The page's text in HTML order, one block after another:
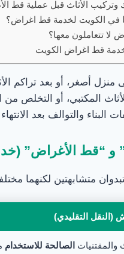
قط اغراض الكويت
إلى منزل أصغر، أو بعد تراكم
المكتبي، أو التخلص من
البناء والتوالف بعد
و “قط الأغراض”
متشابهتين لكنهما
(النقل التقليدي)
والمقتنيات الصالحة للاستخدام